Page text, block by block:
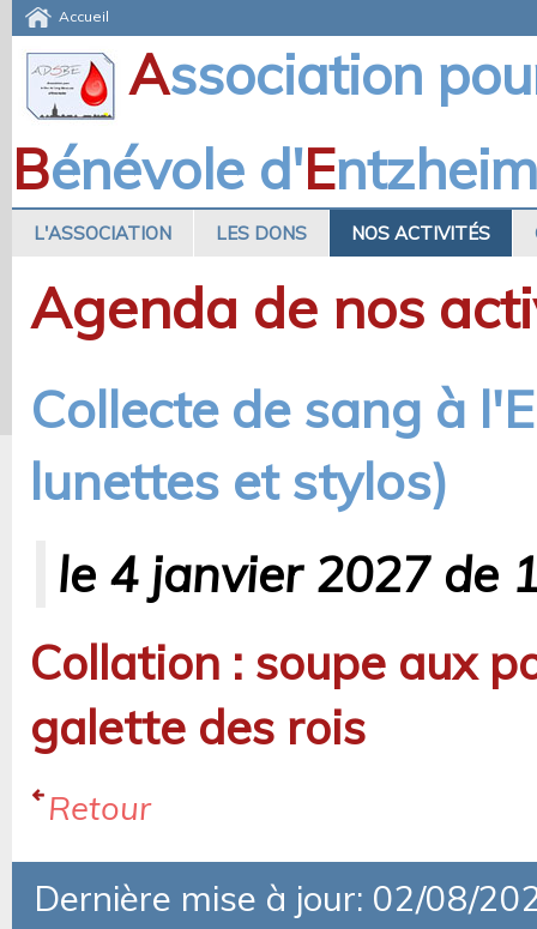
Accueil
Association
Bénévole d'Entzheim
L'ASSOCIATION LES DONS NOS ACTIVITÉS
Agenda de nos
Collecte de sang à
lunettes et stylos)
le 4 janvier 2027 de
Collation : soupe aux
galette des rois
Retour
Dernière mise à jour: 02/08/